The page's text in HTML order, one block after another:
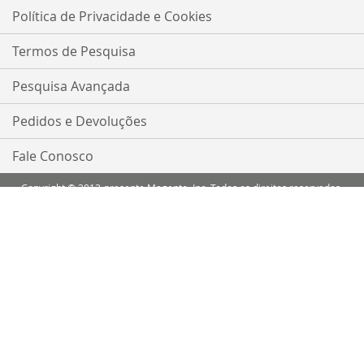
nossa
Política de Privacidade e Cookies
Termos de Pesquisa
Pesquisa Avançada
Pedidos e Devoluções
Fale Conosco
Copyright © 2013-presente Magento, Inc. Todos os direitos reservados.